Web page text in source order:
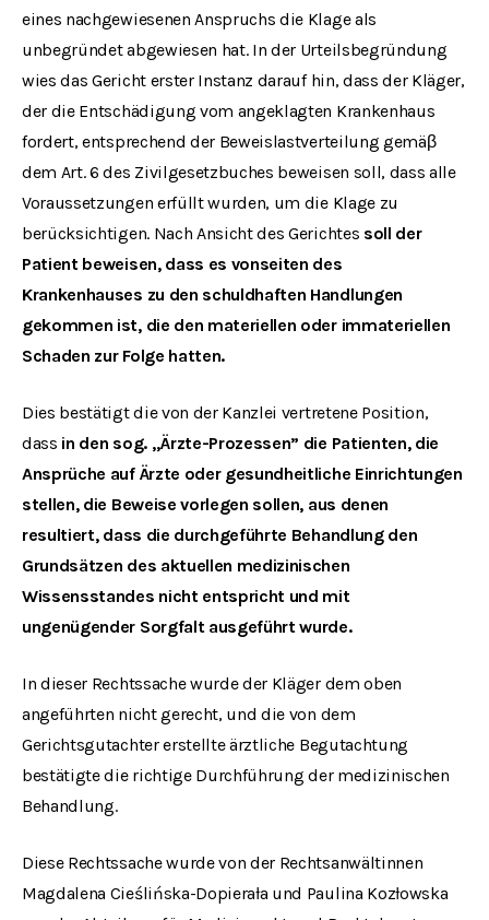
eines nachgewiesenen Anspruchs die Klage als
unbegründet abgewiesen hat. In der Urteilsbegründung
wies das Gericht erster Instanz darauf hin, dass der Kläger,
der die Entschädigung vom angeklagten Krankenhaus
fordert, entsprechend der Beweislastverteilung gemäβ
dem Art. 6 des Zivilgesetzbuches beweisen soll, dass alle
Voraussetzungen erfüllt wurden, um die Klage zu
berücksichtigen. Nach Ansicht des Gerichtes soll der
Patient beweisen, dass es vonseiten des
Krankenhauses zu den schuldhaften Handlungen
gekommen ist, die den materiellen oder immateriellen
Schaden zur Folge hatten.
Dies bestätigt die von der Kanzlei vertretene Position,
dass in den sog. „Ärzte-Prozessen” die Patienten, die
Ansprüche auf Ärzte oder gesundheitliche Einrichtungen
stellen, die Beweise vorlegen sollen, aus denen
resultiert, dass die durchgeführte Behandlung den
Grundsätzen des aktuellen medizinischen
Wissensstandes nicht entspricht und mit
ungenügender Sorgfalt ausgeführt wurde.
In dieser Rechtssache wurde der Kläger dem oben
angeführten nicht gerecht, und die von dem
Gerichtsgutachter erstellte ärztliche Begutachtung
bestätigte die richtige Durchführung der medizinischen
Behandlung.
Diese Rechtssache wurde von der Rechtsanwältinnen
Magdalena Cieślińska-Dopierała und Paulina Kozłowska